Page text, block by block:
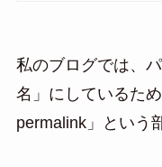
私のブログでは、
名」にしているた
permalink」という